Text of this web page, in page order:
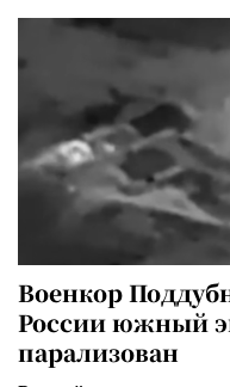
Военкор
России южный
парализован